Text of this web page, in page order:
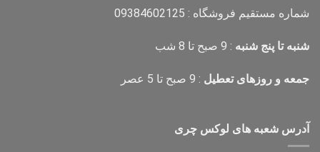
شماره مستقیم فروشگاه : 09384602125
شنبه تا پنج شنبه : 9 صبح تا 8 شب
جمعه و روزهای تعطیل : 9 صبح تا 5 عصر
آدرس شعبه های لوکس چری